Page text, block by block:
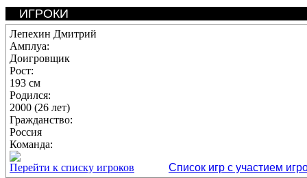
ИГРОКИ
Лепехин Дмитрий
Амплуа:
Доигровщик
Рост:
193 см
Родился:
2000 (26 лет)
Гражданство:
Россия
Команда:
Перейти к списку игроков
Список игр с участием